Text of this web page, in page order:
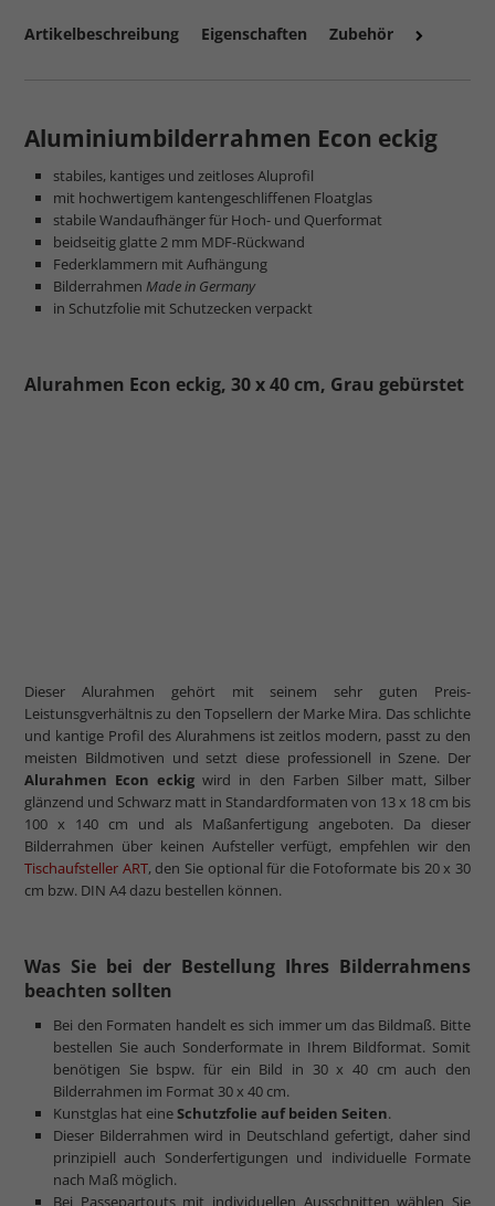
mehr zu Kunstglas und Acrylglas
Artikelbeschreibung Eigenschaften Zubehör
Aluminiumbilderrahmen Econ eckig
stabiles, kantiges und zeitloses Aluprofil
mit hochwertigem kantengeschliffenen Floatglas
stabile Wandaufhänger für Hoch- und Querformat
beidseitig glatte 2 mm MDF-Rückwand
Federklammern mit Aufhängung
Bilderrahmen Made in Germany
in Schutzfolie mit Schutzecken verpackt
Alurahmen Econ eckig, 30 x 40 cm, Grau gebürstet
Dieser Alurahmen gehört mit seinem sehr guten Preis-
Leistunsgverhältnis zu den Topsellern der Marke Mira. Das schlichte
und kantige Profil des Alurahmens ist zeitlos modern, passt zu den
meisten Bildmotiven und setzt diese professionell in Szene. Der
Alurahmen Econ eckig wird in den Farben Silber matt, Silber
glänzend und Schwarz matt in Standardformaten von 13 x 18 cm bis
100 x 140 cm und als Maßanfertigung angeboten. Da dieser
Bilderrahmen über keinen Aufsteller verfügt, empfehlen wir den
Tischaufsteller ART, den Sie optional für die Fotoformate bis 20 x 30
cm bzw. DIN A4 dazu bestellen können.
Was Sie bei der Bestellung Ihres Bilderrahmens
beachten sollten
Bei den Formaten handelt es sich immer um das Bildmaß. Bitte
bestellen Sie auch Sonderformate in Ihrem Bildformat. Somit
benötigen Sie bspw. für ein Bild in 30 x 40 cm auch den
Bilderrahmen im Format 30 x 40 cm.
Kunstglas hat eineSchutzfolie auf beiden Seiten.
Dieser Bilderrahmen wird in Deutschland gefertigt, daher sind
prinzipiell auch Sonderfertigungen und individuelle Formate
nach Maß möglich.
Bei Passepartouts mit individuellen Ausschnitten wählen Sie